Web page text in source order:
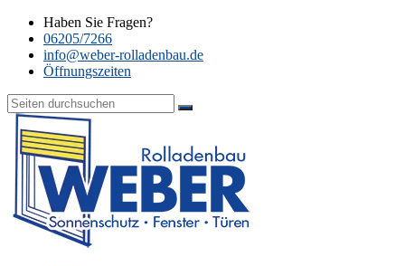
Haben Sie Fragen?
06205/7266
info@weber-rolladenbau.de
Öffnungszeiten